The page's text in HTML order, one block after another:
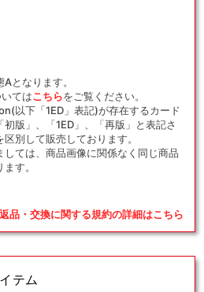
となります。
てはこちらをご覧ください。
以下「1ED」表記)が存在するカード
版」、「1ED」、「再版」と表記さ
別して販売しております。
ては、商品画像に関係なく同じ商品
す。
品・交換に関する規約の詳細はこちら
テム